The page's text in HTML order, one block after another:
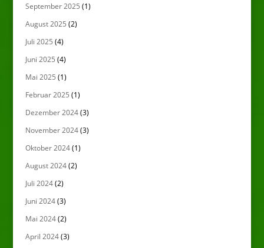
September 2025 (1)
August 2025 (2)
Juli 2025 (4)
Juni 2025 (4)
Mai 2025 (1)
Februar 2025 (1)
Dezember 2024(3)
November 2024(3)
Oktober 2024(1)
August 2024(2)
Juli 2024(2)
Juni 2024(3)
Mai 2024(2)
April 2024(3)